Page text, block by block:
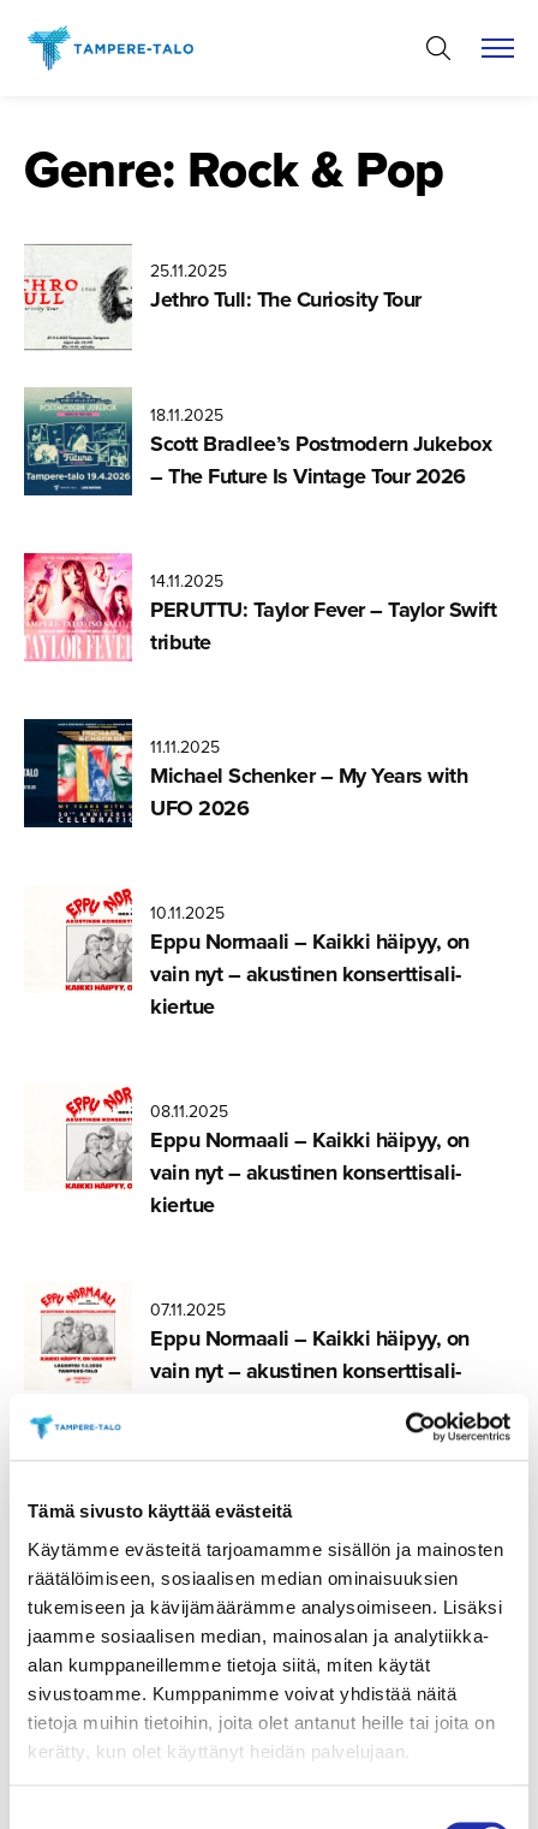
Tämä sivusto käyttää evästeitä
Käytämme evästeitä tarjoamamme sisällön ja mainosten
räätälöimiseen, sosiaalisen median ominaisuuksien
tukemiseen ja kävijämäärämme analysoimiseen. Lisäksi
jaamme sosiaalisen median, mainosalan ja analytiikka-
alan kumppaneillemme tietoja siitä, miten käytät
sivustoamme. Kumppanimme voivat yhdistää näitä
tietoja muihin tietoihin, joita olet antanut heille tai joita on
kerätty, kun olet käyttänyt heidän palvelujaan.
sisältöön
Genre: Rock & Pop
25.11.2025
Jethro Tull: The Curiosity Tour
18.11.2025
Scott Bradlee’s Postmodern Jukebox
– The Future Is Vintage Tour 2026
14.11.2025
PERUTTU: Taylor Fever – Taylor Swift
tribute
11.11.2025
Michael Schenker – My Years with
UFO 2026
10.11.2025
Eppu Normaali – Kaikki häipyy, on
vain nyt – akustinen konsertti­sa­li­
kiertue
08.11.2025
Eppu Normaali – Kaikki häipyy, on
vain nyt – akustinen konsertti­sa­li­
kiertue
07.11.2025
Eppu Normaali – Kaikki häipyy, on
vain nyt – akustinen konsertti­sa­li­
07.11.2025
Diandra – Hymni rakkaudelle
07.11.2025
Johanna Kurkela: Eye of Melian